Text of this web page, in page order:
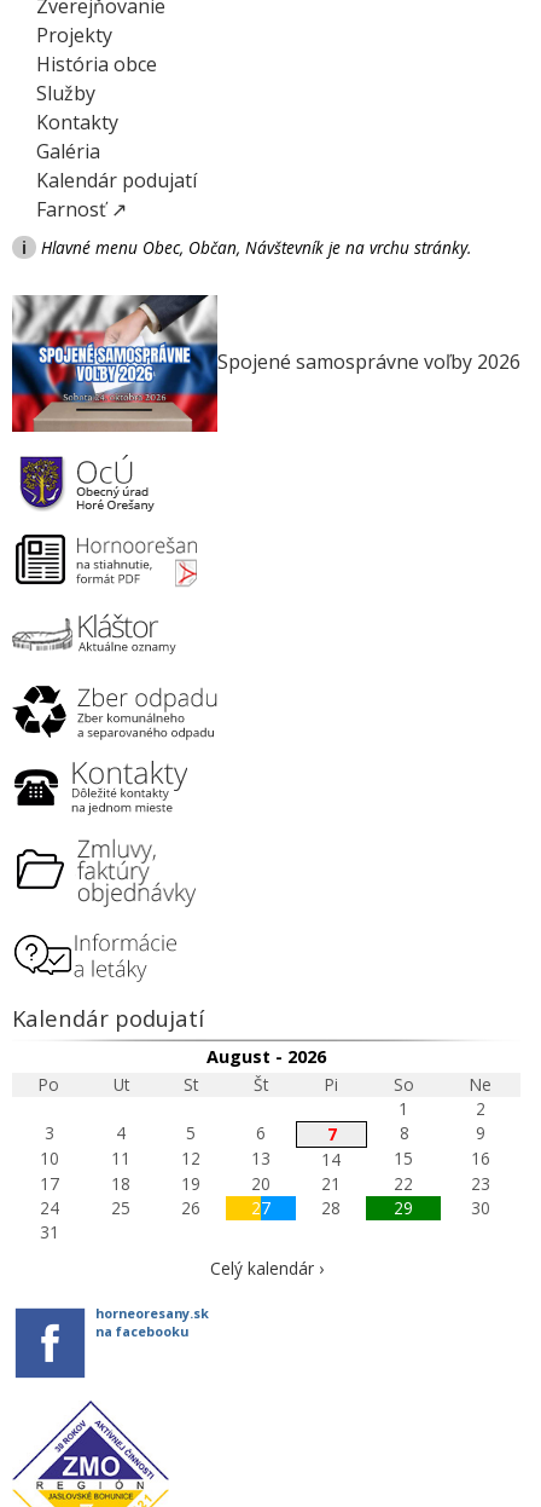
Zverejňovanie
Projekty
História obce
Služby
Kontakty
Galéria
Kalendár podujatí
Farnosť ↗
i Hlavné menu Obec, Občan, Návštevník je na vrchu stránky.
Spojené samosprávne voľby 2026
Kalendár podujatí
August - 2026
Po
Ut St Št Pi So
Ne
1
2
3
4 5 6 7 8
9
10
11 12 13 14 15
16
17
18 19 20 21 22
23
24
25 26 27 28 29
30
31
Celý kalendár ›
horneoresany.sk
na facebooku